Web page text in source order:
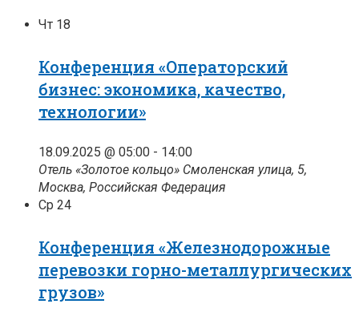
Чт 18
Конференция «Операторский
бизнес: экономика, качество,
технологии»
18.09.2025 @ 05:00 - 14:00
Отель «Золотое кольцо» Смоленская улица, 5,
Москва, Российская Федерация
Ср 24
Конференция «Железнодорожные
перевозки горно-металлургических
грузов»